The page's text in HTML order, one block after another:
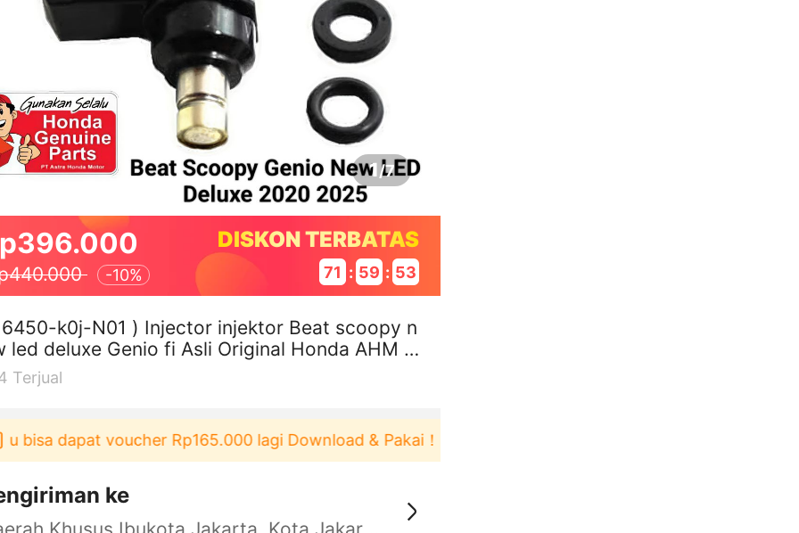
1/7
-10%
DISKON TERBATAS
71 : 59 : 52
k0j-N01 ) Injector injektor Beat scoopy n
led deluxe Genio fi Asli Original Honda AHM H
2020 2025 koj
Terjual
dapat voucher Rp165.000 lagi Download & Pakai！
ke